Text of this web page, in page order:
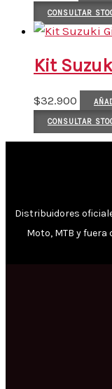
CONSULTAR
Kit
$32.900
CONSULTAR
Distribuidores
Moto, MTB y fuera